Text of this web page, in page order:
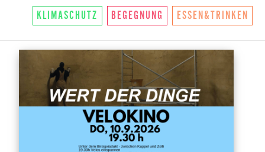
KLIMASCHUTZ BEGEGNUNG ESSEN&TRINKEN